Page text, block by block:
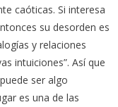
caóticas. Si interesa
su desorden es
y relaciones
intuiciones”. Así que
ser algo
es una de las